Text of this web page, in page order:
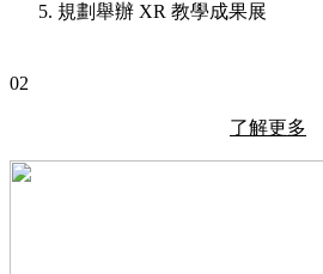
規劃舉辦 XR 教學成果展
02
了解更多